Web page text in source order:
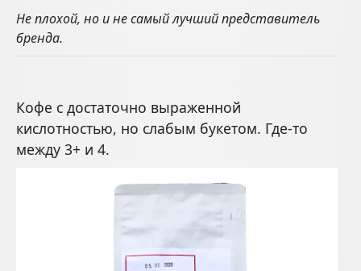
Не плохой, но и не самый лучший представитель
бренда.
Кофе с достаточно выраженной
кислотностью, но слабым букетом. Где-то
между 3+ и 4.